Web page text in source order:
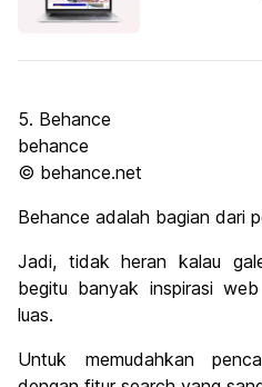
5. Behance
behance
© behance.net
Behance adalah bagian dari
Jadi, tidak heran kalau
begitu banyak inspirasi
luas.
Untuk memudahkan